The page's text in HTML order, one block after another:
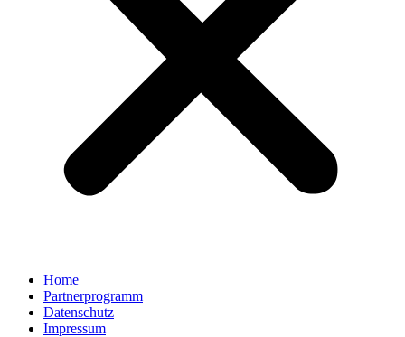
Home
Partnerprogramm
Datenschutz
Impressum